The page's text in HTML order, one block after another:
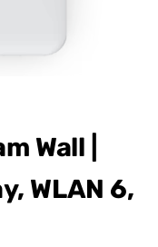
Wall |
WLAN 6,